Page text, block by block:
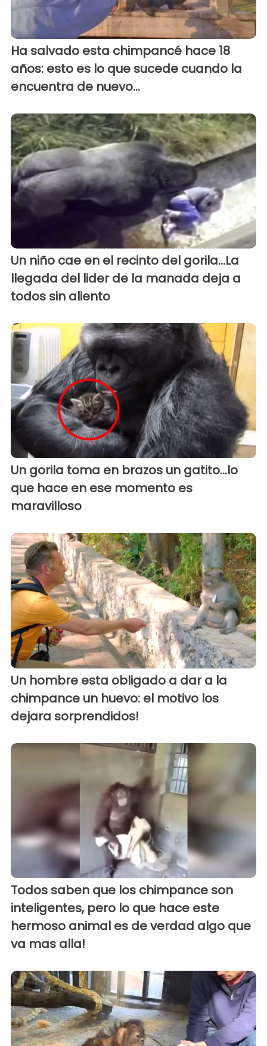
Ha salvado esta chimpancé hace 18
años: esto es lo que sucede cuando la
encuentra de nuevo...
Un niño cae en el recinto del gorila...La
llegada del lider de la manada deja a
todos sin aliento
Un gorila toma en brazos un gatito...lo
que hace en ese momento es
maravilloso
Un hombre esta obligado a dar a la
chimpance un huevo: el motivo los
dejara sorprendidos!
Todos saben que los chimpance son
inteligentes, pero lo que hace este
hermoso animal es de verdad algo que
va mas alla!